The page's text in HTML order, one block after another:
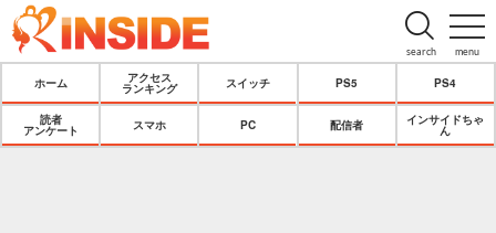
menu
search
ホーム
アクセス
ランキング
スイッチ PS5 PS4
読者
アンケート
スマホ PC 配信者
インサイドちゃ
ん